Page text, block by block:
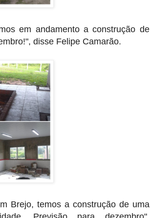
em andamento a construção de
disse Felipe Camarão.
Brejo, temos a construção de uma